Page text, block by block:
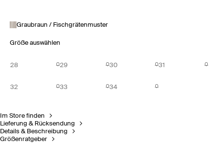
Graubraun / Fischgrätenmuster
Größe auswählen
28 29 30 31
32 33 34
Im Store finden
Lieferung & Rücksendung
Details & Beschreibung
Größenratgeber